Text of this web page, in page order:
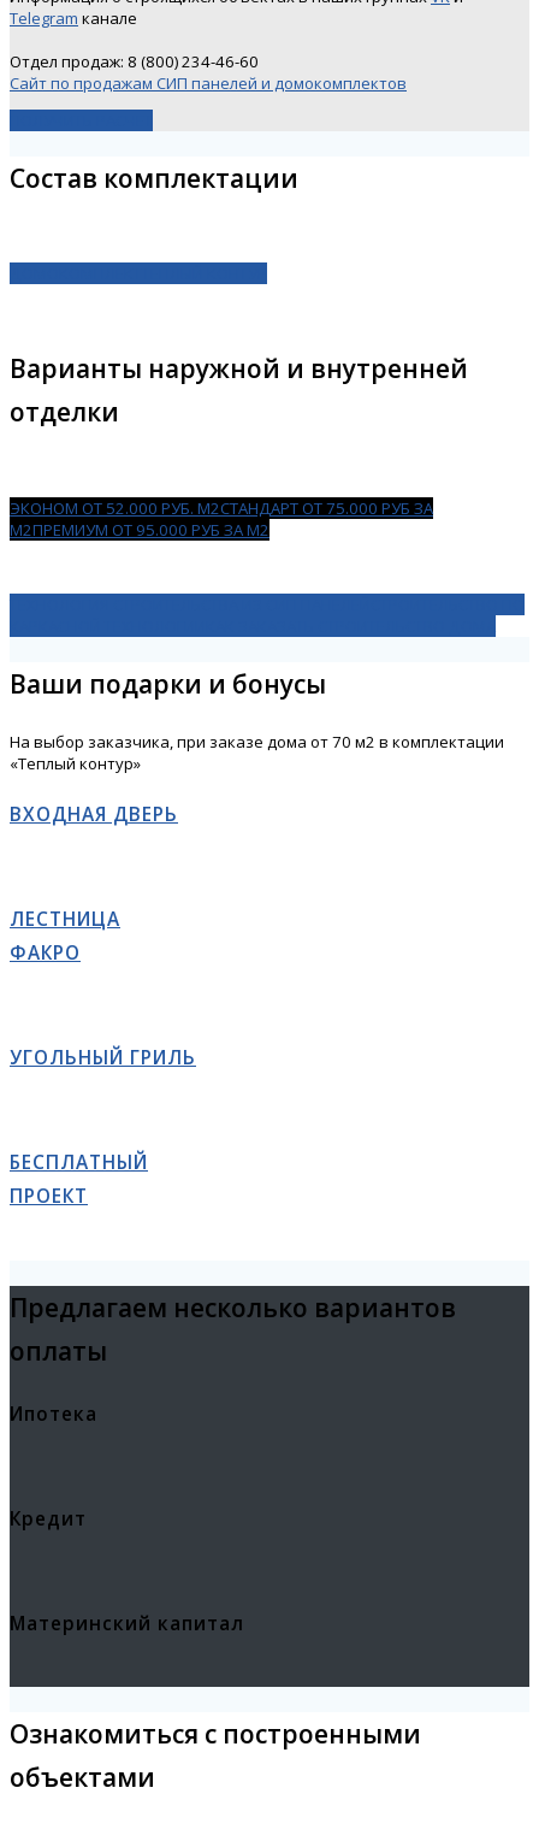
Telegram канале
Отдел продаж: 8 (800) 234-46-60
Сайт по продажам СИП панелей и домокомплектов
Состав комплектации
Варианты наружной и внутренней
отделки
ЭКОНОМ ОТ 52.000 РУБ. М2СТАНДАРТ ОТ 75.000 РУБ ЗА
М2ПРЕМИУМ ОТ 95.000 РУБ ЗА М2
Ваши подарки и бонусы
На выбор заказчика, при заказе дома от 70 м2 в комплектации
«Теплый контур»
ВХОДНАЯ ДВЕРЬ
ЛЕСТНИЦА
ФАКРО
УГОЛЬНЫЙ ГРИЛЬ
БЕСПЛАТНЫЙ
ПРОЕКТ
Предлагаем несколько вариантов
оплаты
Ипотека
Кредит
Материнский капитал
Ознакомиться с построенными
объектами